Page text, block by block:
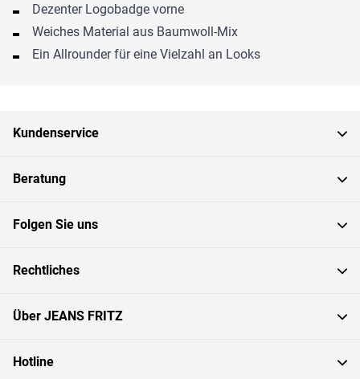
Dezenter Logobadge vorne
Weiches Material aus Baumwoll-Mix
Ein Allrounder für eine Vielzahl an Looks
Kundenservice
Beratung
Folgen Sie uns
Rechtliches
Über JEANS FRITZ
Hotline